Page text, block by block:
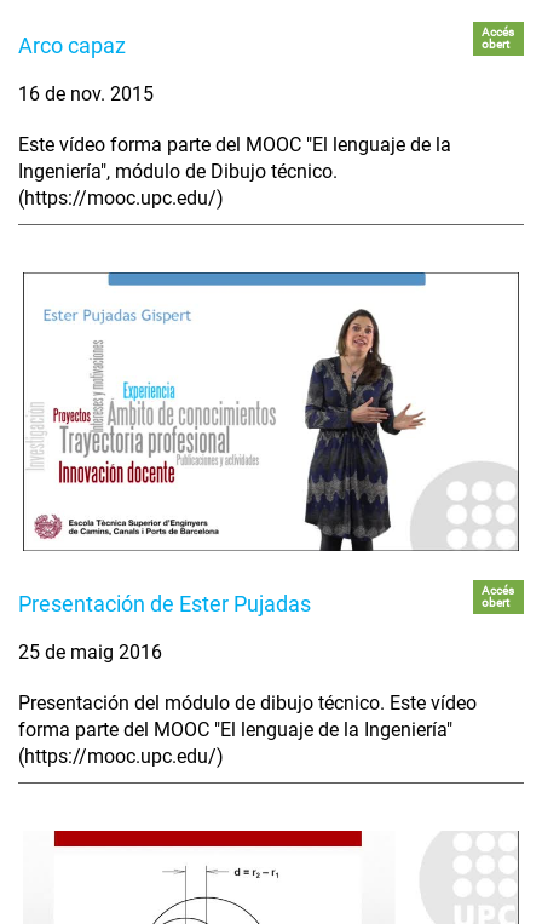
Arco capaz
Accés
obert
16 de nov. 2015
Este vídeo forma parte del MOOC "El lenguaje de la
Ingeniería", módulo de Dibujo técnico.
(https://mooc.upc.edu/)
Presentación de Ester Pujadas
Accés
obert
25 de maig 2016
Presentación del módulo de dibujo técnico. Este vídeo
forma parte del MOOC "El lenguaje de la Ingeniería"
(https://mooc.upc.edu/)